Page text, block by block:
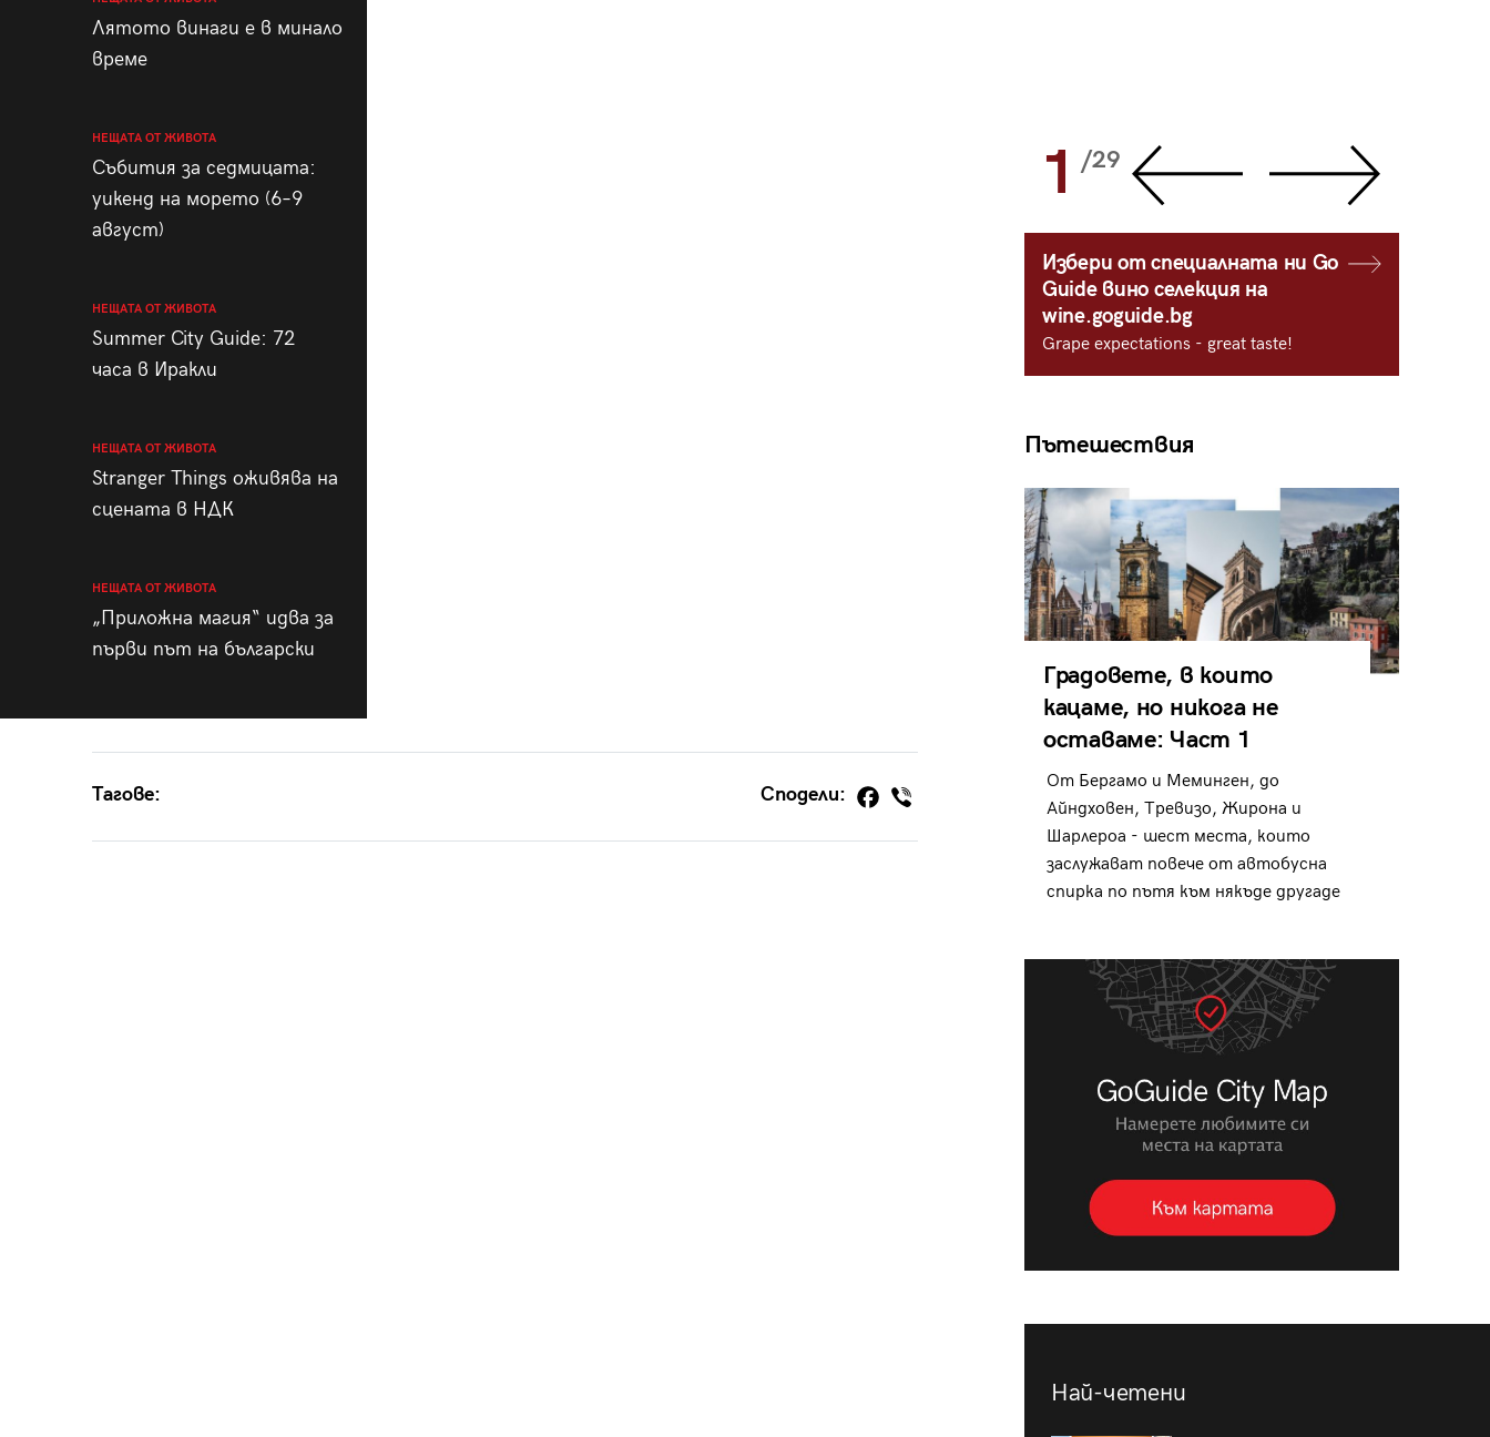
Лятото винаги е в минало
време
НЕЩАТА ОТ ЖИВОТА
Събития за седмицата:
уикенд на морето (6–9
август)
НЕЩАТА ОТ ЖИВОТА
Summer City Guide: 72
часа в Иракли
НЕЩАТА ОТ ЖИВОТА
Stranger Things оживява на
сцената в НДК
НЕЩАТА ОТ ЖИВОТА
„Приложна магия“ идва за
първи път на български
Тагове: Сподели:
28 1 /29
Избери от специалната ни Go
Guide вино селекция на
wine.goguide.bg
Grape expectations - great taste!
Пътешествия
Градовете, в които
кацаме, но никога не
оставаме: Част 1
От Бергамо и Меминген, до
Айндховен, Тревизо, Жирона и
Шарлероа - шест места, които
заслужават повече от автобусна
спирка по пътя към някъде другаде
Най-четени